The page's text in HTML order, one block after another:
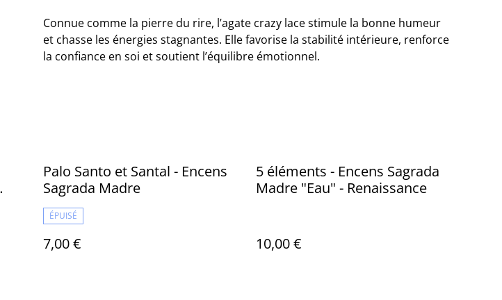
Connue comme la pierre du rire, l’agate crazy lace stimule la bonne humeur
et chasse les énergies stagnantes. Elle favorise la stabilité intérieure, renforce
la confiance en soi et soutient l’équilibre émotionnel.
Palo Santo et Santal - Encens
Sagrada Madre
ÉPUISÉ
7,00 €
5 éléments - Encens Sagrada
Madre "Eau" - Renaissance
10,00 €